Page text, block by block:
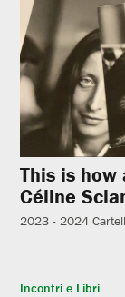
This is
Céline
2023 - 2024
Incontri e Libri